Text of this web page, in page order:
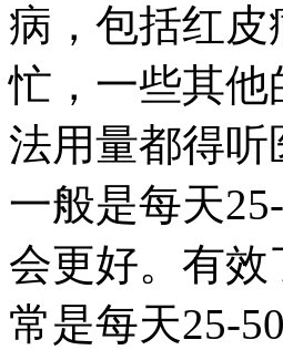
病，包括红
忙，一些其
法用量都得
一般是每天
会更好。有
常是每天25-